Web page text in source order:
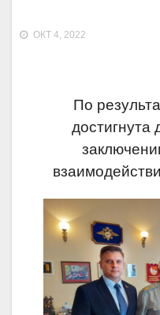
ОКТ 4, 2022
По
достигнута